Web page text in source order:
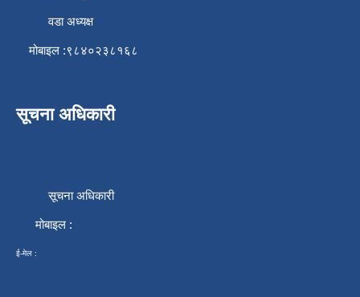
वडा अध्यक्ष
मोबाइल :९८४०२३८१६८
सूचना अधिकारी
सूचना अधिकारी
मोबाइल :
ई-मेल :